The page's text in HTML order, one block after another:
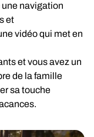
navigation
et
vidéo qui met en
et vous avez un
de la famille
sa touche